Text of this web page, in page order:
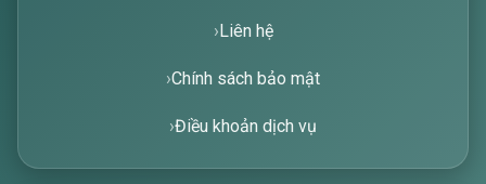
Liên hệ
Chính sách bảo mật
Điều khoản dịch vụ